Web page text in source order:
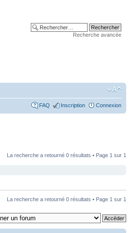
Recherche avancée
FAQ Inscription Connexion
La recherche a retourné 0 résultats • Page 1 sur 1
La recherche a retourné 0 résultats • Page 1 sur 1